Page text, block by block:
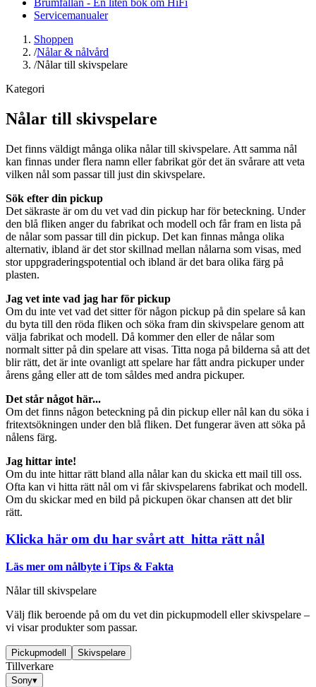
Servicemanualer
Shoppen
/Nålar & nålvård
/Nålar till skivspelare
Kategori
Nålar till skivspelare
Det finns väldigt många olika nålar till skivspelare. Att samma nål
kan finnas under flera namn eller fabrikat gör det än svårare att veta
vilken nål som passar till just din skivspelare.
Sök efter din pickup
Det säkraste är om du vet vad din pickup har för beteckning. Under
den blå fliken anger du fabrikat och modell och får fram en lista på
de nålar som passar till din pickup. Det kan finnas många olika
alternativ, ibland är det stor skillnad mellan nålarna som visas, med
stor uppgraderingspotential och ibland är det bara olika färg på
plasten.
Jag vet inte vad jag har för pickup
Om du inte vet vad det sitter för någon pickup på din spelare så kan
du byta till den röda fliken och söka fram din skivspelare genom att
välja fabrikat och modell. Då kommer den eller de nålar som
normalt sitter på din spelare att visas. Titta noga på bilderna så att det
blir rätt, det är inte ovanligt att spelare har fått andra pickuper under
årens gång eller att de tom såldes med andra pickuper.
Det står något här...
Om det finns någon beteckning på din pickup eller nål kan du söka i
fritextsökningen under den blå fliken. Det fungerar även att söka på
nålens färg.
Jag hittar inte!
Om du inte hittar rätt bland alla nålar kan du skicka ett mail till oss.
Ofta kan vi hitta rätt nål om vi får skivspelarens fabrikat och modell.
Om du skickar med en bild på pickupen ökar chansen att det blir
rätt.
Klicka här om du har svårt att hitta rätt nål
Läs mer om nålbyte i Tips & Fakta
Nålar till skivspelare
Välj flik beroende på om du vet din pickupmodell eller skivspelare –
vi visar produkter som passar.
Pickupmodell Skivspelare
Tillverkare
Sony▾